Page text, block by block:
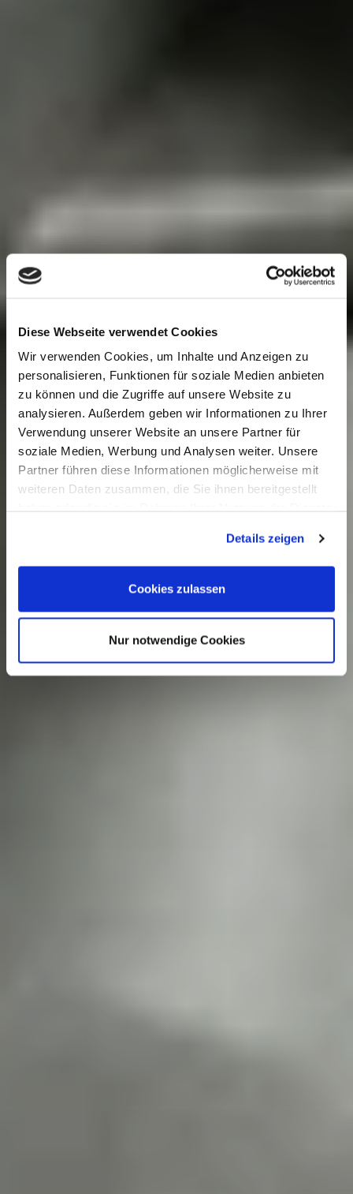
Diese Webseite verwendet Cookies
Wir verwenden Cookies, um Inhalte und Anzeigen zu
personalisieren, Funktionen für soziale Medien anbieten
zu können und die Zugriffe auf unsere Website zu
analysieren. Außerdem geben wir Informationen zu Ihrer
Verwendung unserer Website an unsere Partner für
soziale Medien, Werbung und Analysen weiter. Unsere
Partner führen diese Informationen möglicherweise mit
weiteren Daten zusammen, die Sie ihnen bereitgestellt
Details zeigen
Cookies zulassen
Nur notwendige Cookies